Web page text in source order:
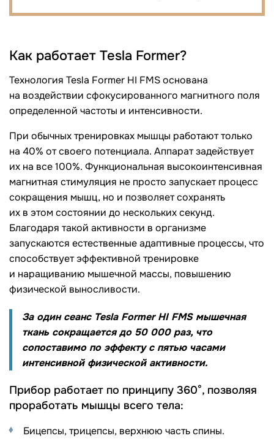
Как работает Tesla Former?
Технология Tesla Former HI FMS основана
на воздействии сфокусированного магнитного поля
определенной частоты и интенсивности.
При обычных тренировках мышцы работают только
на 40% от своего потенциала. Аппарат задействует
их на все 100%. Функциональная высокоинтенсивная
магнитная стимуляция не просто запускает процесс
сокращения мышц, но и позволяет сохранять
их в этом состоянии до нескольких секунд.
Благодаря такой активности в организме
запускаются естественные адаптивные процессы, что
способствует эффективной тренировке
и наращиванию мышечной массы, повышению
физической выносливости.
За один сеанс Tesla Former HI FMS мышечная
ткань сокращается до 50 000 раз, что
сопоставимо по эффекту с пятью часами
интенсивной физической активности.
Прибор работает по принципу 360°, позволяя
проработать мышцы всего тела:
Бицепсы, трицепсы, верхнюю часть спины.